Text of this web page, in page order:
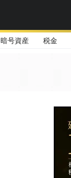
暗号資産 税金